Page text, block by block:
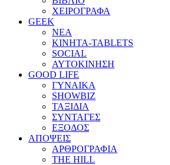
ΧΕΙΡΟΓΡΑΦΑ
GEEK
ΝΕΑ
ΚΙΝΗΤΑ-TABLETS
SOCIAL
ΑΥΤΟΚΙΝΗΣΗ
GOOD LIFE
ΓΥΝΑΙΚΑ
SHOWBIZ
ΤΑΞΙΔΙΑ
ΣΥΝΤΑΓΕΣ
ΕΞΟΔΟΣ
ΑΠΟΨΕΙΣ
ΑΡΘΡΟΓΡΑΦΙΑ
THE HILL